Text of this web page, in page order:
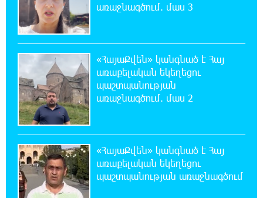
20:49:35 7-08-2026
Փրկարարները հայտանաբերել են մոլորված
զբոսաշրջիկներին
20:39:24 7-08-2026
ԼՀԿ-ն պահանջում է դադարեցնել Գարեգին
Բ-ի և եպիսկոպոսների դեմ քրեական
հետապնդումը
Սարյան փողոցի բնակարաններից մեկում
պայթյունի հետևանքով 55-ամյա
տղամարդը այրվածքներով տեղափոխվել է
«Այրվածքաբանության ազգային կենտրոն»
առաջնագծում. մաս 3
«ՀայաՔվեն» կանգնած է Հայ
առաքելական եկեղեցու
պաշտպանության
առաջնագծում. մաս 2
«ՀայաՔվեն» կանգնած է Հայ
առաքելական եկեղեցու
պաշտպանության առաջնագծում